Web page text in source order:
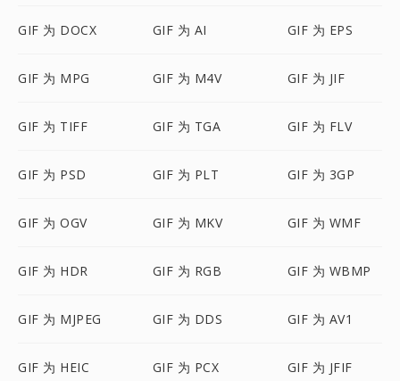
GIF 为 DOCX GIF 为 AI GIF 为 EPS
GIF 为 MPG GIF 为 M4V GIF 为 JIF
GIF 为 TIFF GIF 为 TGA GIF 为 FLV
GIF 为 PSD GIF 为 PLT GIF 为 3GP
GIF 为 OGV GIF 为 MKV GIF 为 WMF
GIF 为 HDR GIF 为 RGB GIF 为 WBMP
GIF 为 MJPEG GIF 为 DDS GIF 为 AV1
GIF 为 HEIC GIF 为 PCX GIF 为 JFIF